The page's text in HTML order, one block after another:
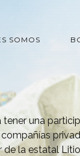
SOMOS
una
de la estatal